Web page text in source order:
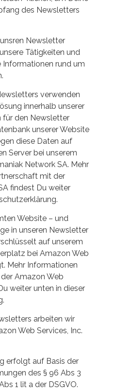
des Newsletters
Newsletter
Tätigkeiten und
rund um
verwenden
innerhalb unserer
für den Newsletter
unserer Website
diese Daten auf
Server bei unserem
Network SA. Mehr
mit der
findest Du weiter
Website – und
in unseren Newsletter
auf unserem
bei Amazon Web
Mehr Informationen
Amazon Web
weiter unten in dieser
arbeiten wir
Web Services, Inc.
erfolgt auf Basis der
des § 96 Abs 3
1 lit a der DSGVO.